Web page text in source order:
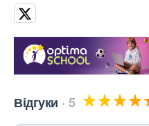
Відгуки 5